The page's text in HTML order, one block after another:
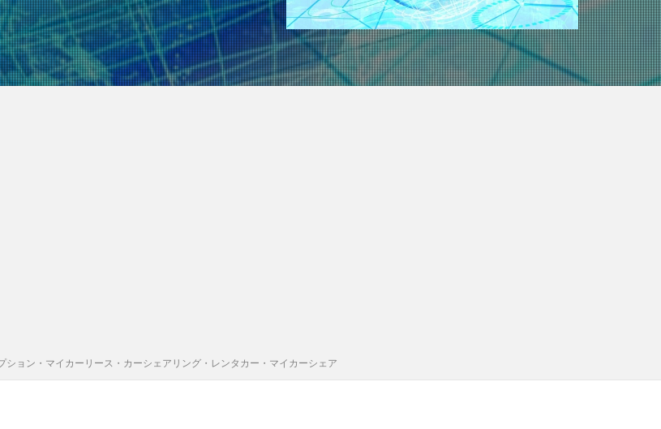
ョン・マイカーリース・カーシェアリング・レンタカー・マイカーシェア